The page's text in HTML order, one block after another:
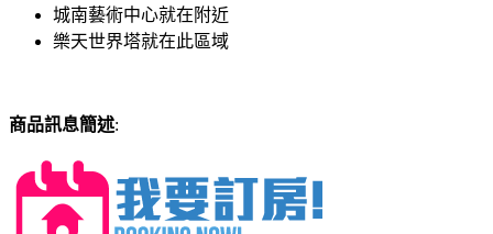
城南藝術中心就在附近
樂天世界塔就在此區域
商品訊息簡述: